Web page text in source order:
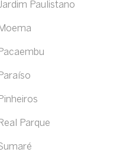
Paulistano
Moema
Pacaembu
Paraíso
Pinheiros
Real Parque